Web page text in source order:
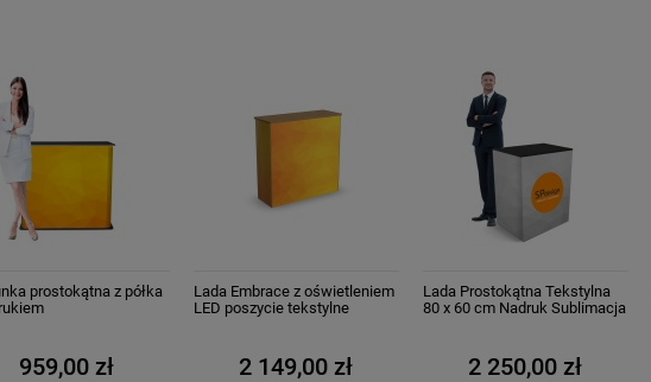
prostokątna z półka
959,00 zł
Lada Embrace z oświetleniem
LED poszycie tekstylne
2 149,00 zł
Lada Prostokątna Tekstylna
80 x 60 cm Nadruk Sublimacja
2 250,00 zł